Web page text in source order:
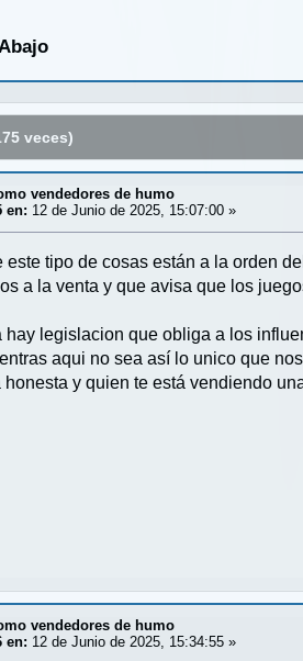
veces)
vendedores de humo
en: 12 de Junio de 2025, 15:07:00 »
este tipo de cosas están a la orden
a la venta y que avisa que los
hay legislacion que obliga a los
aqui no sea así lo unico que
honesta y quien te está vendiendo
vendedores de humo
en: 12 de Junio de 2025, 15:34:55 »